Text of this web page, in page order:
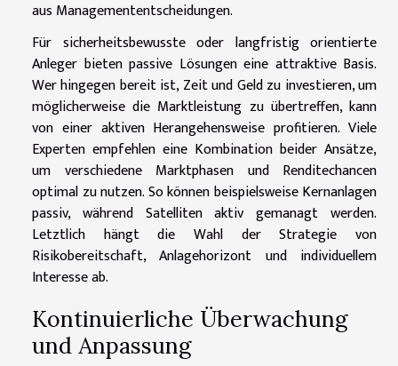
aus Managemententscheidungen.
Für sicherheitsbewusste oder langfristig orientierte
Anleger bieten passive Lösungen eine attraktive Basis.
Wer hingegen bereit ist, Zeit und Geld zu investieren, um
möglicherweise die Marktleistung zu übertreffen, kann
von einer aktiven Herangehensweise profitieren. Viele
Experten empfehlen eine Kombination beider Ansätze,
um verschiedene Marktphasen und Renditechancen
optimal zu nutzen. So können beispielsweise Kernanlagen
passiv, während Satelliten aktiv gemanagt werden.
Letztlich hängt die Wahl der Strategie von
Risikobereitschaft, Anlagehorizont und individuellem
Interesse ab.
Kontinuierliche Überwachung
und Anpassung